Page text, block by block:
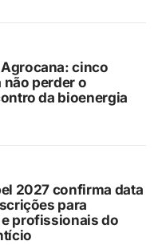
cinco
perder o
da bioenergia
2027 confirma data
para
profissionais do